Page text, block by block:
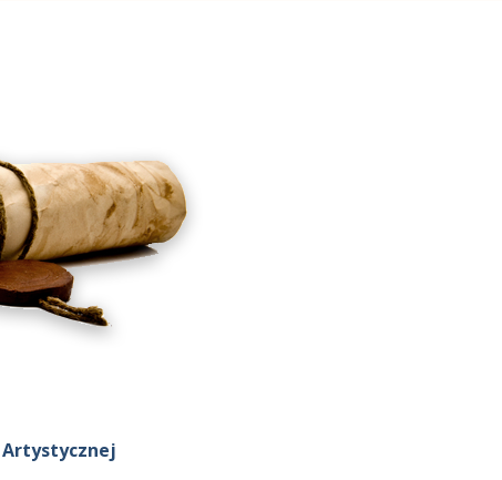
Artystycznej